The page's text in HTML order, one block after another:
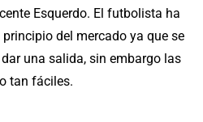
Esquerdo. El futbolista ha
del mercado ya que se
una salida, sin embargo las
tan fáciles.